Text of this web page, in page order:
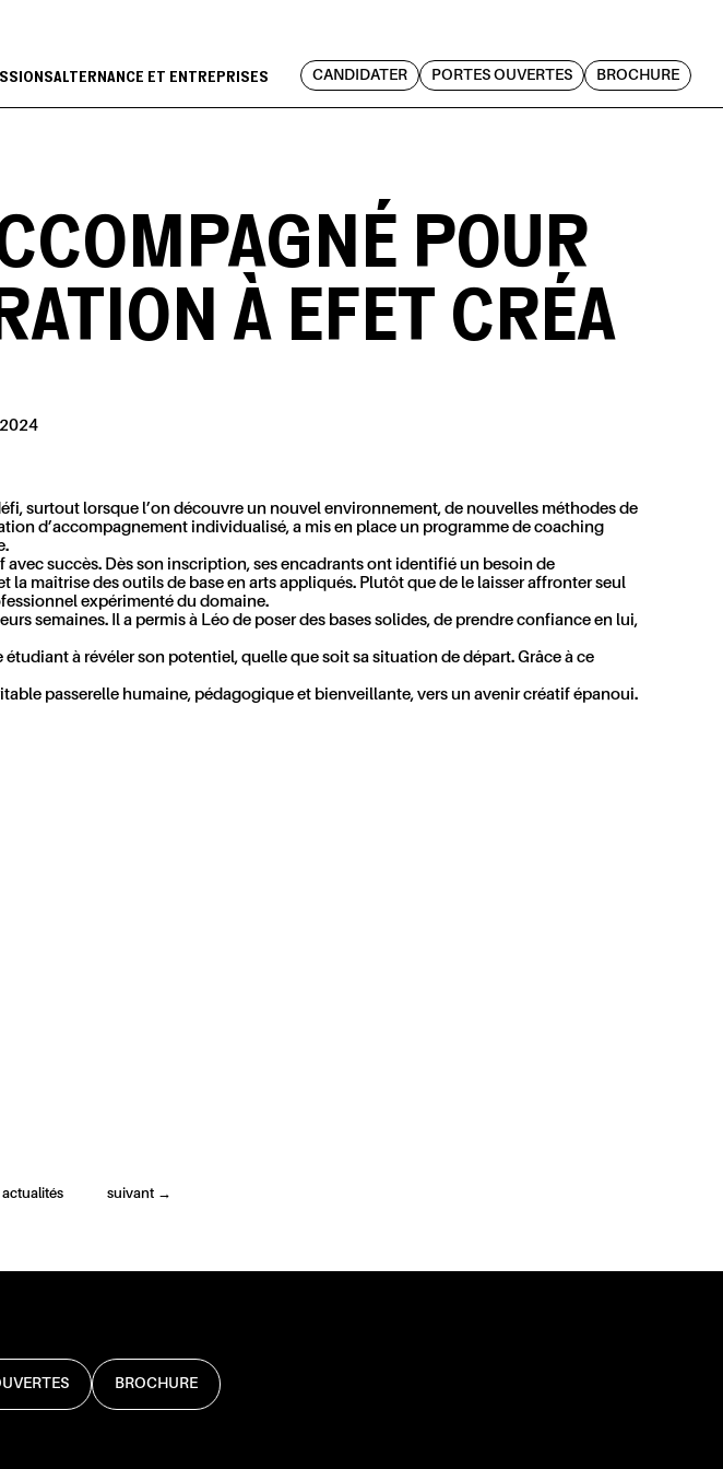
ALTERNANCE ET ENTREPRISES CANDIDATER PORTES OUVERTES BROCHURE
POUR
À EFET CRÉA
, surtout lorsque l’on découvre un nouvel environnement, de nouvelles méthodes de
d’accompagnement individualisé, a mis en place un programme de coaching
succès. Dès son inscription, ses encadrants ont identifié un besoin de
maîtrise des outils de base en arts appliqués. Plutôt que de le laisser affronter seul
expérimenté du domaine.
semaines. Il a permis à Léo de poser des bases solides, de prendre confiance en lui,
étudiant à révéler son potentiel, quelle que soit sa situation de départ. Grâce à ce
passerelle humaine, pédagogique et bienveillante, vers un avenir créatif épanoui.
actualités suivant →
BROCHURE